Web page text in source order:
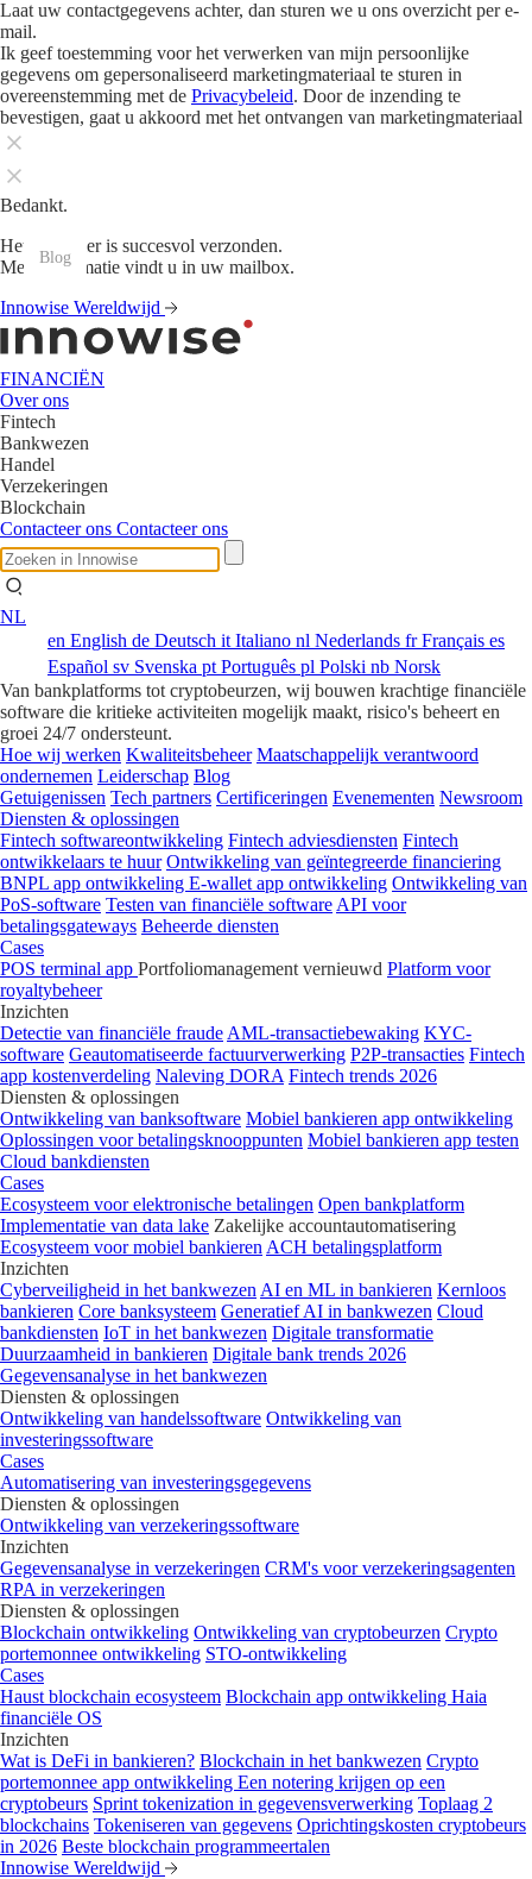
Laat uw contactgegevens achter, dan sturen we u ons overzicht per e-
mail.
Ik geef toestemming voor het verwerken van mijn persoonlijke
gegevens om gepersonaliseerd marketingmateriaal te sturen in
overeenstemming met de Privacybeleid. Door de inzending te
bevestigen, gaat u akkoord met het ontvangen van marketingmateriaal
Bedankt.
Het formulier is succesvol verzonden.
Meer informatie vindt u in uw mailbox.
Innowise Wereldwijd
FINANCIËN
Over ons
Fintech
Bankwezen
Handel
Verzekeringen
Blockchain
Contacteer ons Contacteer ons
NL
en English de Deutsch it Italiano nl Nederlands frFrançais es
Español sv Svenska pt Português pl Polski nb Norsk
Van bankplatforms tot cryptobeurzen, wij bouwen krachtige financiële
software die kritieke activiteiten mogelijk maakt, risico's beheert en
groei 24/7 ondersteunt.
Hoe wij werken Kwaliteitsbeheer Maatschappelijk verantwoord
ondernemen Leiderschap Blog
Getuigenissen Tech partners Certificeringen Evenementen Newsroom
Diensten & oplossingen
Fintech softwareontwikkeling Fintech adviesdiensten Fintech
ontwikkelaars te huur Ontwikkeling van geïntegreerde financiering
BNPL app ontwikkeling E-wallet app ontwikkeling Ontwikkeling van
PoS-software Testen van financiële software API voor
betalingsgateways Beheerde diensten
Cases
POS terminal app Portfoliomanagement vernieuwd Platform voor
royaltybeheer
Inzichten
Detectie van financiële fraude AML-transactiebewaking KYC-
software Geautomatiseerde factuurverwerking P2P-transacties Fintech
app kostenverdeling Naleving DORA Fintech trends 2026
Diensten & oplossingen
Ontwikkeling van banksoftware Mobiel bankieren app ontwikkeling
Oplossingen voor betalingsknooppunten Mobiel bankieren app testen
Cloud bankdiensten
Cases
Ecosysteem voor elektronische betalingen Open bankplatform
Implementatie van data lake Zakelijke accountautomatisering
Ecosysteem voor mobiel bankieren ACH betalingsplatform
Inzichten
Cyberveiligheid in het bankwezen AI en ML in bankieren Kernloos
bankieren Core banksysteem Generatief AI in bankwezen Cloud
bankdiensten IoT in het bankwezen Digitale transformatie
Duurzaamheid in bankieren Digitale bank trends 2026
Gegevensanalyse in het bankwezen
Diensten & oplossingen
Ontwikkeling van handelssoftware Ontwikkeling van
investeringssoftware
Cases
Automatisering van investeringsgegevens
Diensten & oplossingen
Ontwikkeling van verzekeringssoftware
Inzichten
Gegevensanalyse in verzekeringen CRM's voor verzekeringsagenten
RPA in verzekeringen
Diensten & oplossingen
Blockchain ontwikkeling Ontwikkeling van cryptobeurzen Crypto
portemonnee ontwikkeling STO-ontwikkeling
Cases
Haust blockchain ecosysteem Blockchain app ontwikkeling Haia
financiële OS
Inzichten
Wat is DeFi in bankieren? Blockchain in het bankwezen Crypto
portemonnee app ontwikkeling Een notering krijgen op een
cryptobeurs Sprint tokenization in gegevensverwerking Toplaag 2
blockchains Tokeniseren van gegevens Oprichtingskosten cryptobeurs
in 2026 Beste blockchain programmeertalen
Innowise Wereldwijd
Blog
Blog
Blog
Blog
Blog
Blog
Blog
Blog
Blog
Blog
Blog
Blog